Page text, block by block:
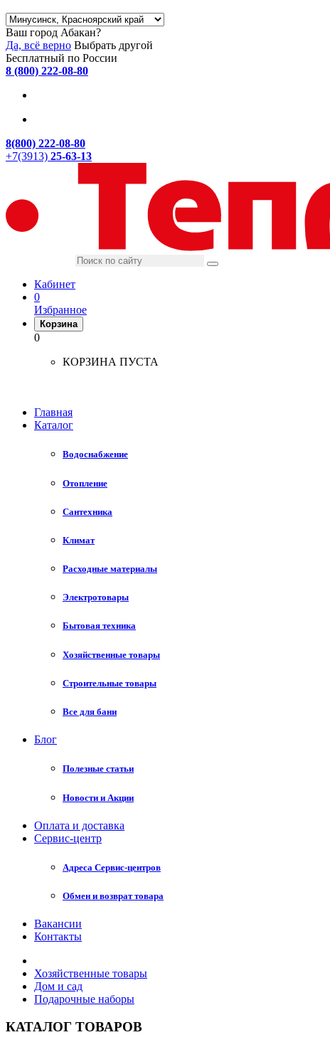
Ваш город Абакан?
Да, всё верно Выбрать другой
Бесплатный по России
8 (800) 222-08-80
8(800) 222-08-80
+7(3913) 25-63-13
Кабинет
0
Избранное
Корзина
0
КОРЗИНА ПУСТА
Главная
Каталог
Водоснабжение
Отопление
Сантехника
Климат
Расходные материалы
Электротовары
Бытовая техника
Хозяйственные товары
Строительные товары
Все для бани
Блог
Полезные статьи
Новости и Акции
Оплата и доставка
Сервис-центр
Адреса Сервис-центров
Обмен и возврат товара
Вакансии
Контакты
Хозяйственные товары
Дом и сад
Подарочные наборы
КАТАЛОГ ТОВАРОВ